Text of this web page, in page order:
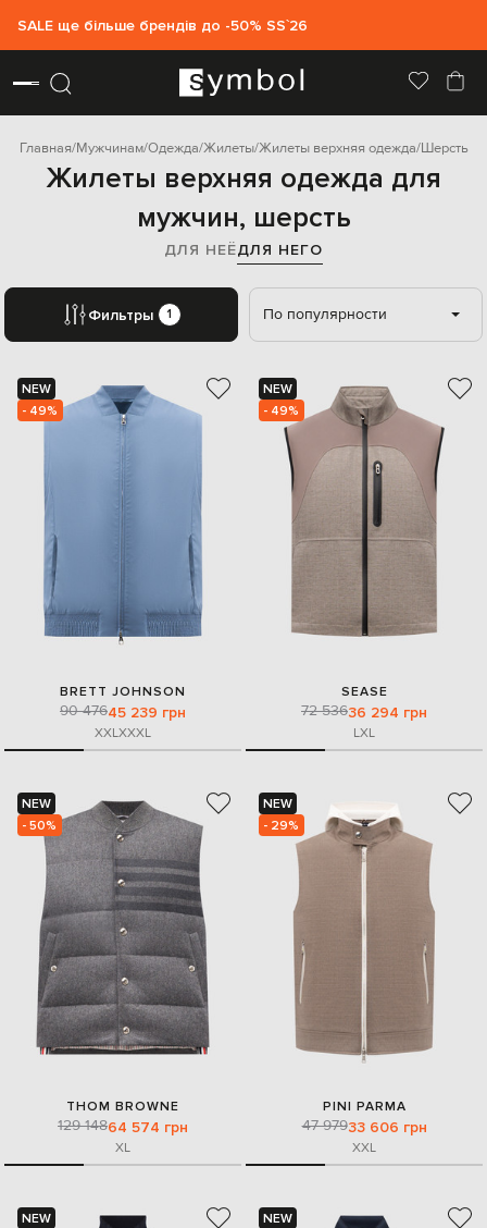
SALE ще більше брендів до -50% SS`26
Главная Мужчинам Одежда Жилеты Жилеты верхняя одежда Шерсть
Жилеты верхняя одежда для
мужчин, шерсть
ДЛЯ НЕЁДЛЯ НЕГО
Фильтры 1 По популярности
NEW
- 49%
BRETT JOHNSON
90 47645 239 грн
XXLXXXL
NEW
- 49%
SEASE
72 53636 294 грн
LXL
NEW
- 50%
THOM BROWNE
129 14864 574 грн
XL
NEW
- 29%
PINI PARMA
47 97933 606 грн
XXL
NEW
NEW